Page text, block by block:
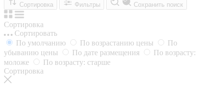
Сортировка
Фильтры Сохранить поиск
Сортировка
Сортировать
По умолчанию
По возрастанию цены
По
убыванию цены
По дате размещения
По возрасту:
моложе
По возрасту: старше
Сортировка